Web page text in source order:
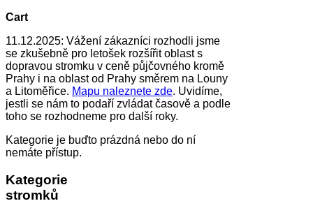
Cart
11.12.2025: Vážení zákazníci rozhodli jsme
se zkušebně pro letošek rozšířit oblast s
dopravou stromku v ceně půjčovného kromě
Prahy i na oblast od Prahy směrem na Louny
a Litoměřice. Mapu naleznete zde. Uvidíme,
jestli se nám to podaří zvládat časově a podle
toho se rozhodneme pro další roky.
Kategorie je buďto prázdná nebo do ní
nemáte přístup.
Kategorie
stromků